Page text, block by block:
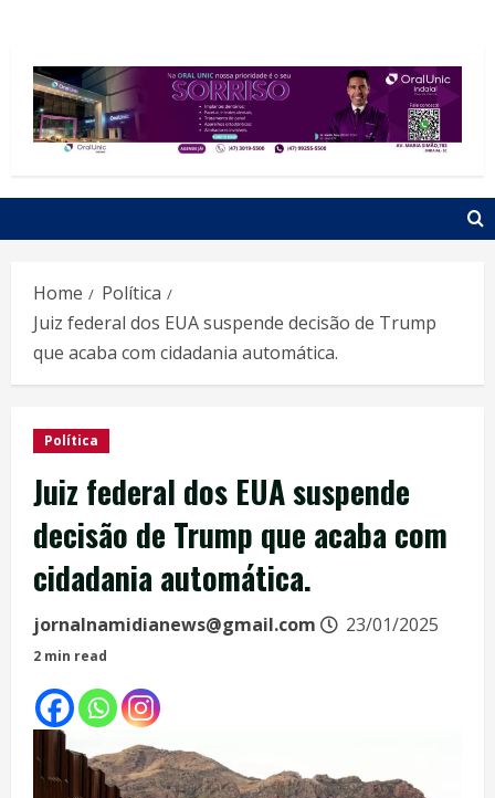
Home
Política
Juiz federal dos EUA suspende decisão de Trump
que acaba com cidadania automática.
Política
Juiz federal dos EUA suspende
decisão de Trump que acaba com
cidadania automática.
jornalnamidianews@gmail.com 23/01/2025
2 min read